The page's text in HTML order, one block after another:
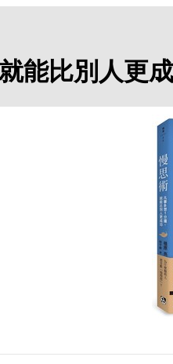
能比別人更